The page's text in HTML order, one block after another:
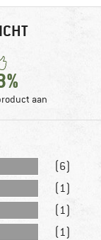
aan
(6)
(1)
(1)
(1)